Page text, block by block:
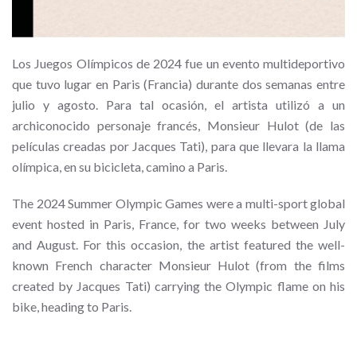
Los Juegos Olímpicos de 2024 fue un evento multideportivo
que tuvo lugar en Paris (Francia) durante dos semanas entre
julio y agosto. Para tal ocasión, el artista utilizó a un
archiconocido personaje francés, Monsieur Hulot (de las
películas creadas por Jacques Tati), para que llevara la llama
olímpica, en su bicicleta, camino a Paris.
The 2024 Summer Olympic Games were a multi-sport global
event hosted in Paris, France, for two weeks between July
and August. For this occasion, the artist featured the well-
known French character Monsieur Hulot (from the films
created by Jacques Tati) carrying the Olympic flame on his
bike, heading to Paris.